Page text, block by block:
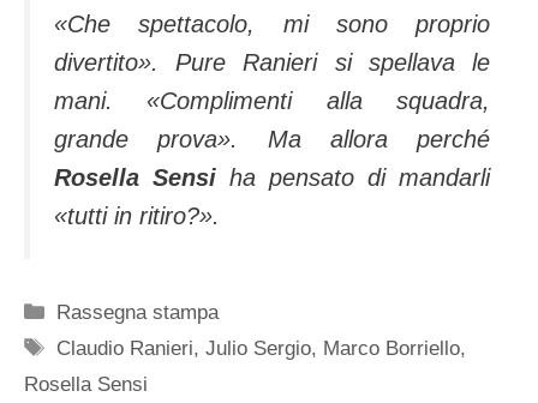
«Che spettacolo, mi sono proprio
divertito». Pure Ranieri
si spellava le
mani. «Complimenti alla squadra,
grande prova». Ma allora perché
Rosella Sensi ha pensato di mandarli
«tutti in ritiro?».
Categorie
Rassegna stampa
Tag
Claudio Ranieri,Julio Sergio, Marco Borriello,
Rosella Sensi